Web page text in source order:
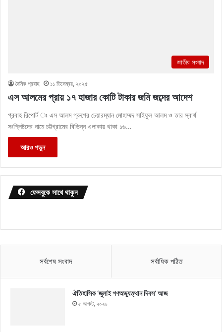
জাতীয় সংবাদ
দৈনিক প্রবাহ ১১ ডিসেম্বর, ২০২৫
এস আলমের প্রায় ১৭ হাজার কোটি টাকার জমি জব্দের আদেশ
প্রবাহ রিপোর্ট ঃ এস আলম গ্রুপের চেয়ারম্যান মোহাম্মদ সাইফুল আলম ও তার স্বার্থ
সংশ্লিষ্টদের নামে চট্টগ্রামের বিভিন্ন এলাকায় থাকা ১৬…
আরও পড়ুন
ফেসবুকে সাথে থাকুন
সর্বশেষ সংবাদ সর্বাধিক পঠিত
ঐতিহাসিক ‘জুলাই গণঅভ্যুত্থান দিবস’ আজ
৫ আগস্ট, ২০২৬